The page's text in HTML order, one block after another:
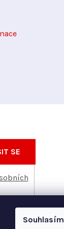
Souhlasím
SE